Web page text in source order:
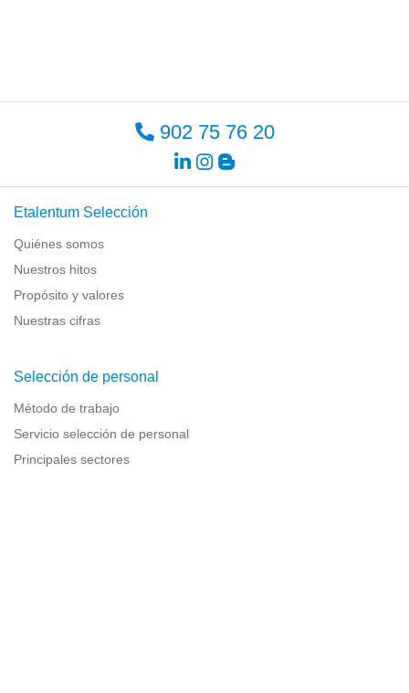
902 75 76 20
Etalentum Selección
Quiénes somos
Nuestros hitos
Propósito y valores
Nuestras cifras
Selección de personal
Método de trabajo
Servicio selección de personal
Principales sectores